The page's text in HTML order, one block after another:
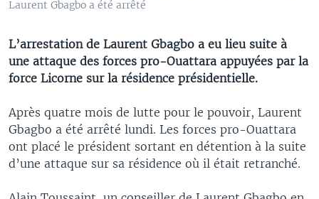
Laurent Gbagbo a été arrêté
L’arrestation de Laurent Gbagbo a eu lieu suite à
une attaque des forces pro-Ouattara appuyées par la
force Licorne sur la résidence présidentielle.
Après quatre mois de lutte pour le pouvoir, Laurent
Gbagbo a été arrêté lundi. Les forces pro-Ouattara
ont placé le président sortant en détention à la suite
d’une attaque sur sa résidence où il était retranché.